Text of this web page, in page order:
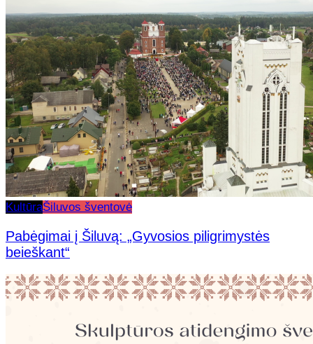
KultūraŠiluvos šventovė
Pabėgimai į Šiluvą: „Gyvosios piligrimystės
beieškant“